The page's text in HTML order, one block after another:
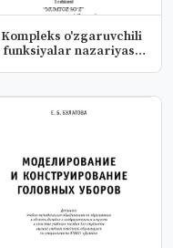
Kompleks o'zgaruvchili
funksiyalar nazariyasi